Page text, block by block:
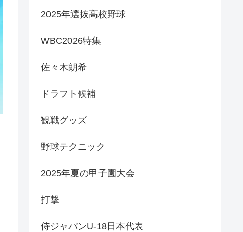
2025年選抜高校野球
WBC2026特集
佐々木朗希
ドラフト候補
観戦グッズ
野球テクニック
2025年夏の甲子園大会
打撃
侍ジャパンU-18日本代表